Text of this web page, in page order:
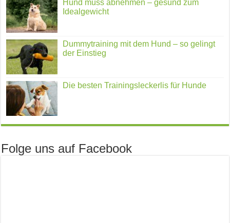
Hund muss abnehmen – gesund zum
Idealgewicht
Dummytraining mit dem Hund – so gelingt
der Einstieg
Die besten Trainingsleckerlis für Hunde
Folge uns auf Facebook